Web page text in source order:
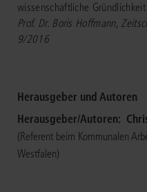
wissenschaftliche
Prof. Dr. Boris Hoffmann,
9/2016
Herausgeber und Autoren
Herausgeber/Autoren:
(Referent beim Kommunalen
Westfalen)